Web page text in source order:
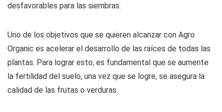
desfavorables para las siembras.
Uno de los objetivos que se quieren alcanzar con Agro
Organic es acelerar el desarrollo de las raíces de todas las
plantas. Para lograr esto, es fundamental que se aumente
la fertilidad del suelo, una vez que se logre, se asegura la
calidad de las frutas o verduras.